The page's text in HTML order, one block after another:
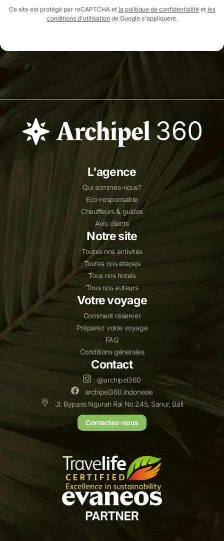
Ce site est protégé par reCAPTCHA et la politique de confidentialitéet les
conditions d'utilisationde Google s'appliquent.
L'agence
Qui sommes-nous?
Eco-responsable
Chauffeurs & guides
Avis clients
Notre site
Toutes nos activités
Toutes nos étapes
Tous nos hotels
Tous nos auteurs
Votre voyage
Comment réserver
Préparez votre voyage
FAQ
Conditions génerales
Contact
@archipel360
archipel360.indonesie
Jl. Bypass Ngurah Rai No.245, Sanur, Bali
Contactez-nous